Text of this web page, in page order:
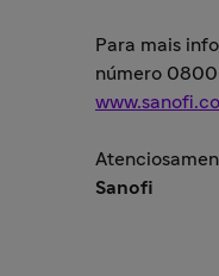
Para mais
número 0800
Sanofi